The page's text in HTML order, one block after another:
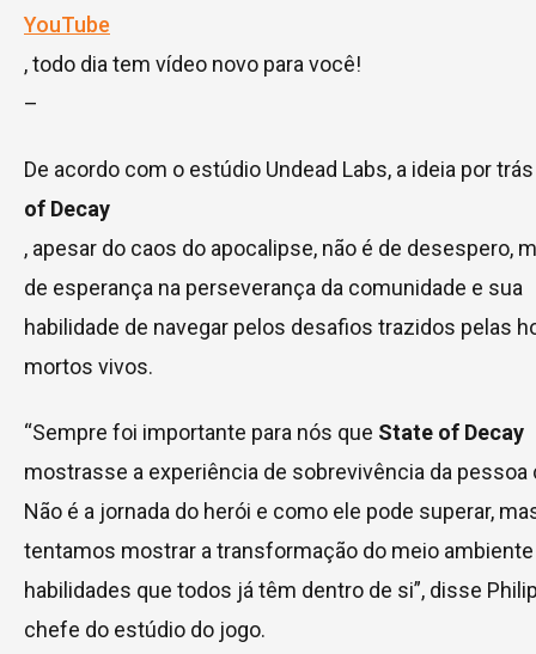
YouTube
, todo dia tem vídeo novo para você!
–
De acordo com o estúdio Undead Labs, a ideia por
of Decay
, apesar do caos do apocalipse, não é de desespero,
de esperança na perseverança da comunidade e sua
habilidade de navegar pelos desafios trazidos pelas
mortos vivos.
“Sempre foi importante para nós que State of Decay
mostrasse a experiência de sobrevivência da pessoa
Não é a jornada do herói e como ele pode superar,
tentamos mostrar a transformação do meio
habilidades que todos já têm dentro de si”, disse
chefe do estúdio do jogo.